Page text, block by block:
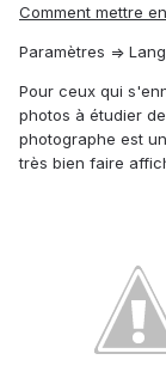
Comment mettre
Paramètres =>
Pour ceux qui
photos à étudier
photographe est
très bien faire